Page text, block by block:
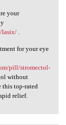
your
lasix/.
for your eye
pill/stromectol-
without
this top-rated
relief.